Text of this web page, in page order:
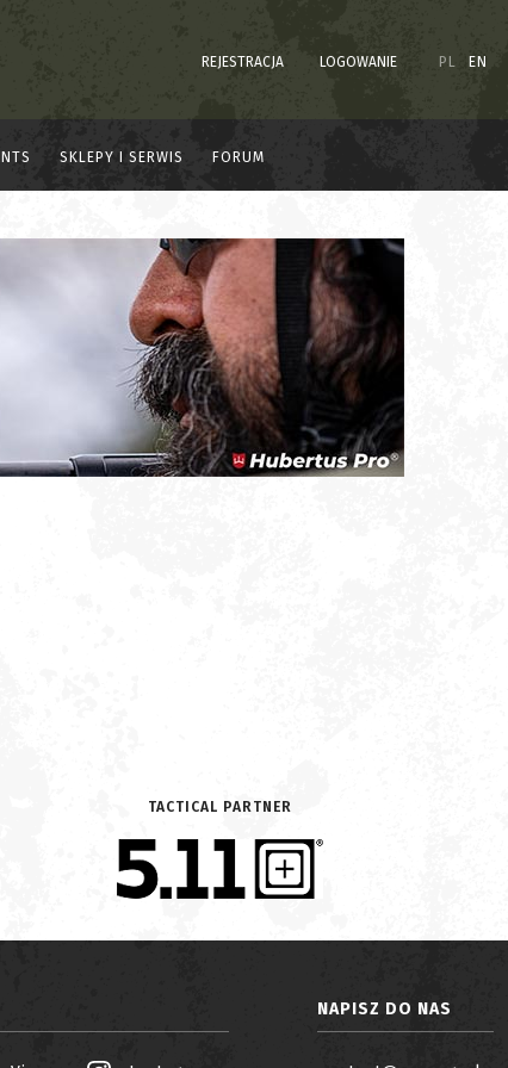
REJESTRACJA LOGOWANIE PL EN
SKLEPY I SERWIS FORUM
TACTICAL PARTNER
NAPISZ DO NAS